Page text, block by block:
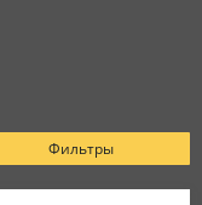
Фильтры